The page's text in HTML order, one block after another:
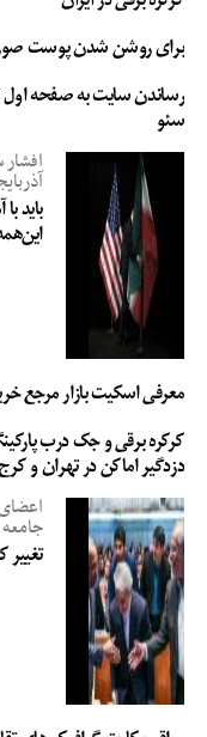
برای روشن شدن پوست
رساندن سایت به صفحه
سئو
باید
معرفی اسکیت بازار مرجع
کرکره برقی و جک درب
دزدگیر اماکن در تهران و
تغییر